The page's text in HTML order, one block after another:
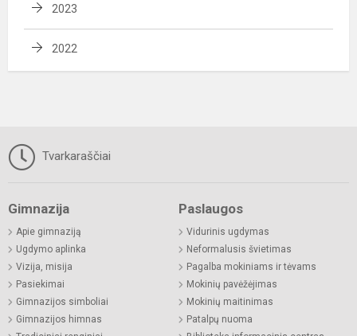
2023
2022
Tvarkaraščiai
Gimnazija
Apie gimnaziją
Ugdymo aplinka
Vizija, misija
Pasiekimai
Gimnazijos simboliai
Gimnazijos himnas
Paslaugos
Vidurinis ugdymas
Neformalusis švietimas
Pagalba mokiniams ir tėvams
Mokinių pavėžėjimas
Mokinių maitinimas
Patalpų nuoma